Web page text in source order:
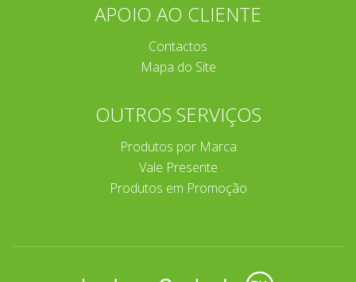
APOIO AO CLIENTE
Contactos
Mapa do Site
OUTROS SERVIÇOS
Produtos por Marca
Vale Presente
Produtos em Promoção